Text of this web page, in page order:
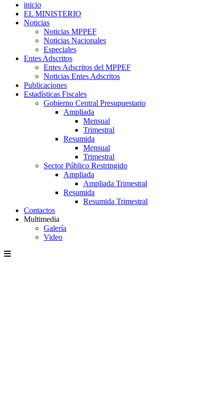
inicio
EL MINISTERIO
Noticias
Noticias MPPEF
Noticias Nacionales
Especiales
Entes Adscritos
Entes Adscritos del MPPEF
Noticias Entes Adscritos
Publicaciones
Estadísticas Fiscales
Gobierno Central Presupuestario
Ampliada
Mensual
Trimestral
Resumida
Mensual
Trimestral
Sector Público Restringido
Ampliada
Ampliada Trimestral
Resumida
Resumida Trimestral
Contactos
Multimedia
Galería
Video